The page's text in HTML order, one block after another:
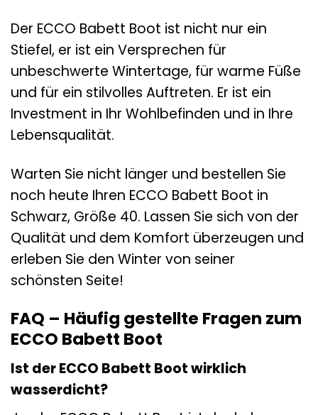
Der ECCO Babett Boot ist nicht nur ein
Stiefel, er ist ein Versprechen für
unbeschwerte Wintertage, für warme Füße
und für ein stilvolles Auftreten. Er ist ein
Investment in Ihr Wohlbefinden und in Ihre
Lebensqualität.
Warten Sie nicht länger und bestellen Sie
noch heute Ihren ECCO Babett Boot in
Schwarz, Größe 40. Lassen Sie sich von der
Qualität und dem Komfort überzeugen und
erleben Sie den Winter von seiner
schönsten Seite!
FAQ – Häufig gestellte Fragen zum
ECCO Babett Boot
Ist der ECCO Babett Boot wirklich
wasserdicht?